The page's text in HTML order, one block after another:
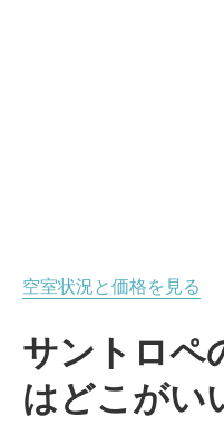
空室状況と価格を見る
サントロペ
はどこがい